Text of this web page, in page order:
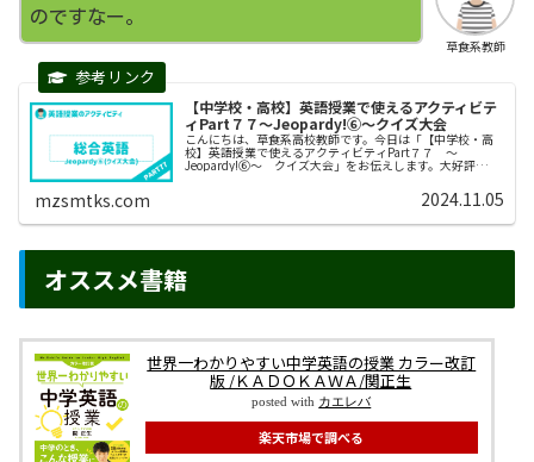
草食系教師
のですなー。
【中学校・高校】英語授業で使えるアクティビテ
ィPart７７〜Jeopardy!⑥〜クイズ大会
こんにちは、草食系高校教師です。今日は「【中学校・高
校】英語授業で使えるアクティビティPart７７ 〜
Jeopardy!⑥〜 クイズ大会」をお伝えします。大好評
Jeopardyクイズの第６弾です。アメリカのテレビ番組にも
mzsmtks.com 2024.11.05
オススメ書籍
世界一わかりやすい中学英語の授業 カラー改訂
版 /ＫＡＤＯＫＡＷＡ/関正生
posted with カエレバ
楽天市場で調べる